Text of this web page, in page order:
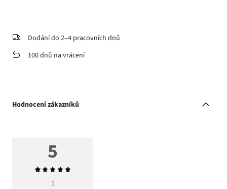
Dodání do 2–4 pracovních dnů
100 dnů na vrácení
Hodnocení zákazníků
5
Průměrné
hodnocení
1